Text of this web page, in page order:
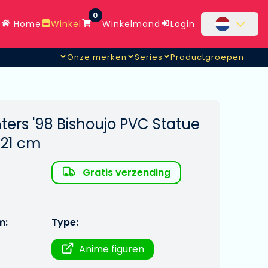
Home Winkel
0
Winkelmand Login
Onze merken Series Productgroepen
'98 Bishoujo PVC Statue
cm
Gratis verzending
Type:
Anime figuren